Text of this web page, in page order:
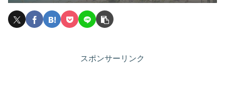
スポンサーリンク